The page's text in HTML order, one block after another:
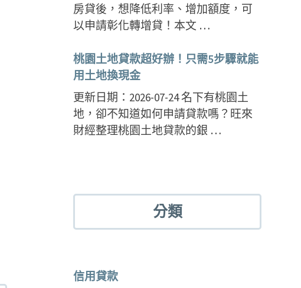
房貸後，想降低利率、增加額度，可
以申請彰化轉增貸！本文 …
桃園土地貸款超好辦！只需5步驟就能
用土地換現金
更新日期：2026-07-24 名下有桃園土
地，卻不知道如何申請貸款嗎？旺來
財經整理桃園土地貸款的銀 …
分類
信用貸款